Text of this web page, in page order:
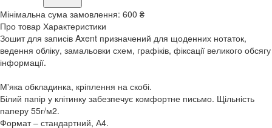
Мінімальна сума замовлення: 600 ₴
Про товар Характеристики
Зошит для записів Axent призначений для щоденних нотаток,
ведення обліку, замальовки схем, графіків, фіксації великого обсягу
інформації.
М'яка обкладинка, кріплення на скобі.
Білий папір у клітинку забезпечує комфортне письмо. Щільність
паперу 55г/м2.
Формат – стандартний, А4.